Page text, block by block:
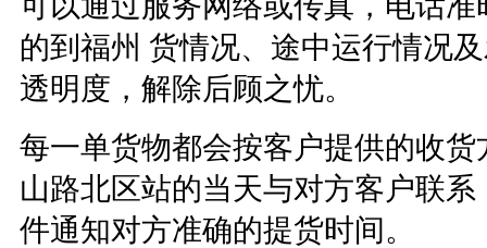
的到福州 货情况、途中运行情况
透明度，解除后顾之忧。
每一单货物都会按客户提供的收
山路北区站的当天与对方客户联
件通知对方准确的提货时间。